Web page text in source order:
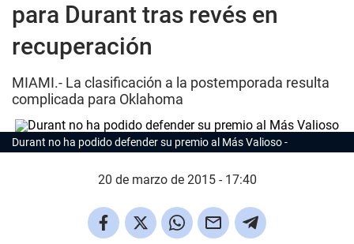
para Durant tras revés en
recuperación
MIAMI.- La clasificación a la postemporada resulta
complicada para Oklahoma
Durant no ha podido defender su premio al Más Valioso
20 de marzo de 2015 - 17:40